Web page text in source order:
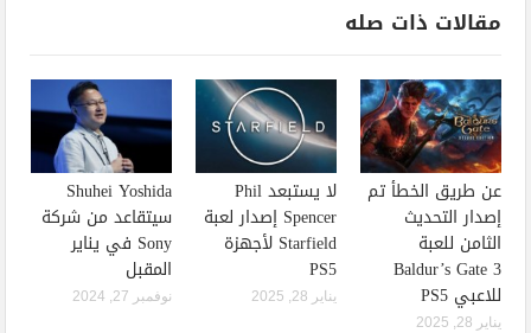
مقالات ذات صله
عن طريق الخطأ تم
إصدار التحديث
الثامن للعبة
Baldur’s Gate 3
للاعبي PS5
يناير 28, 2025
لا يستبعد Phil
Spencer إصدار لعبة
Starfield لأجهزة
PS5
يناير 28, 2025
Shuhei Yoshida
سيتقاعد من شركة
Sony في يناير
المقبل
نوفمبر 27, 2024